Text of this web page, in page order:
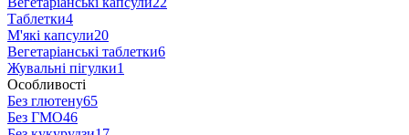
Таблетки4
М'які капсули20
Вегетаріанські таблетки6
Жувальні пігулки1
Особливості
Без глютену65
Без ГМО46